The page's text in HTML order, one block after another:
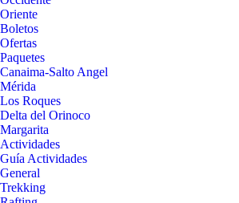
Oriente
Boletos
Ofertas
Paquetes
Canaima-Salto Angel
Mérida
Los Roques
Delta del Orinoco
Margarita
Actividades
Guía Actividades
General
Trekking